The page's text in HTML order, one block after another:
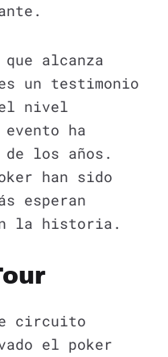
alcanza
un testimonio
nivel
ha
los años.
han sido
esperan
la historia.
circuito
el poker